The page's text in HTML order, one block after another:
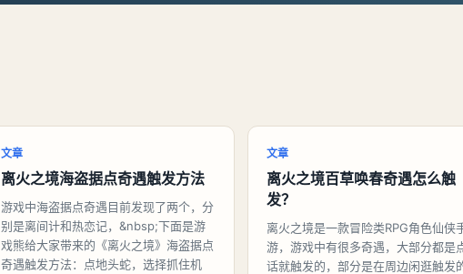
文章
离火之境海盗据点奇遇触发方法
游戏中海盗据点奇遇目前发现了两个，分
别是离间计和热恋记，&nbsp;下面是游
戏熊给大家带来的《离火之境》海盗据点
奇遇触发方法：点地头蛇，选择抓住机
文章
离火之境百草唤春奇遇怎么触
发？
离火之境是一款冒险类RPG角色仙侠
游，游戏中有很多奇遇，大部分都是
话就触发的，部分是在周边闲逛触发的